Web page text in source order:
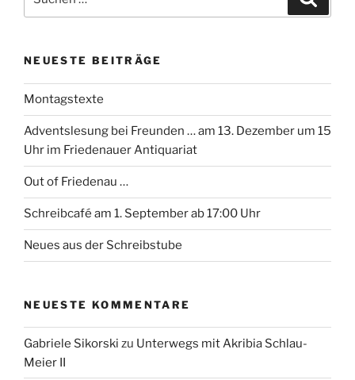
nach:
NEUESTE BEITRÄGE
Montagstexte
Adventslesung bei Freunden … am 13. Dezember um 15
Uhr im Friedenauer Antiquariat
Out of Friedenau …
Schreibcafé am 1. September ab 17:00 Uhr
Neues aus der Schreibstube
NEUESTE KOMMENTARE
Gabriele Sikorski zu Unterwegs mit Akribia Schlau-
Meier II